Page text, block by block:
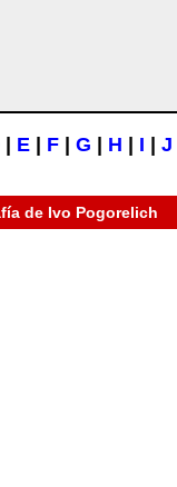
E F G H I J
de Ivo Pogorelich